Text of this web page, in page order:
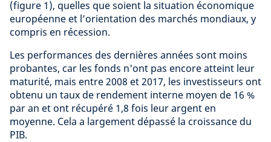
(figure 1), quelles que soient la situation économique
européenne et l’orientation des marchés mondiaux, y
compris en récession.
Les performances des dernières années sont moins
probantes, car les fonds n'ont pas encore atteint leur
maturité, mais entre 2008 et 2017, les investisseurs ont
obtenu un taux de rendement interne moyen de 16 %
par an et ont récupéré 1,8 fois leur argent en
moyenne. Cela a largement dépassé la croissance du
PIB.